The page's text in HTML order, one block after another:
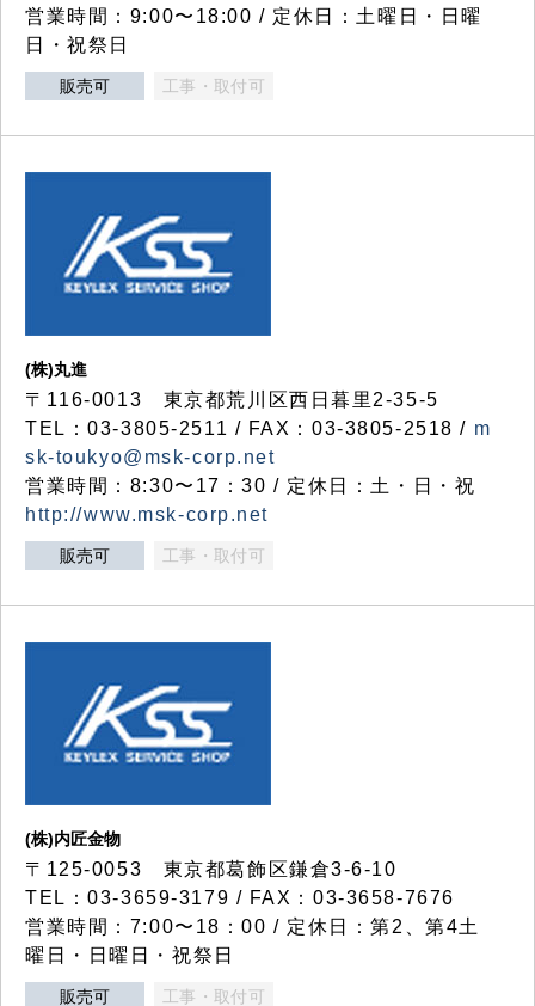
営業時間：9:00〜18:00 / 定休日：土曜日・日曜
日・祝祭日
販売可 工事・取付可
(株)丸進
〒116-0013 東京都荒川区西日暮里2-35-5
TEL：03-3805-2511 / FAX：03-3805-2518 / m
sk-toukyo@msk-corp.net
営業時間：8:30〜17：30 / 定休日：土・日・祝
http://www.msk-corp.net
販売可 工事・取付可
(株)内匠金物
〒125-0053 東京都葛飾区鎌倉3-6-10
TEL：03-3659-3179 / FAX：03-3658-7676
営業時間：7:00〜18：00 / 定休日：第2、第4土
曜日・日曜日・祝祭日
販売可 工事・取付可